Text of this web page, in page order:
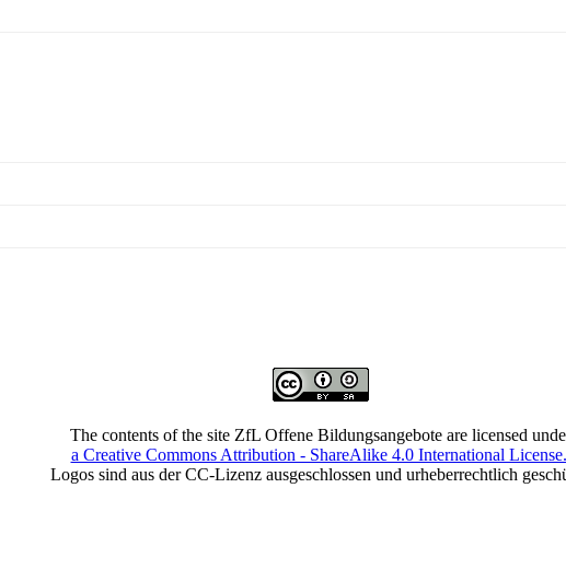
The contents of the site ZfL Offene Bildungsangebote are licensed
a Creative Commons Attribution - ShareAlike 4.0 International License.
Logos sind aus der CC-Lizenz ausgeschlossen und urheberrechtlich